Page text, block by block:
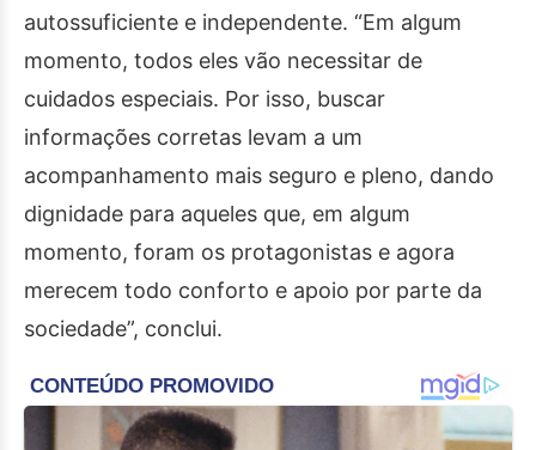
autossuficiente e independente. “Em algum
momento, todos eles vão necessitar de
cuidados especiais. Por isso, buscar
informações corretas levam a um
acompanhamento mais seguro e pleno, dando
dignidade para aqueles que, em algum
momento, foram os protagonistas e agora
merecem todo conforto e apoio por parte da
sociedade”, conclui.